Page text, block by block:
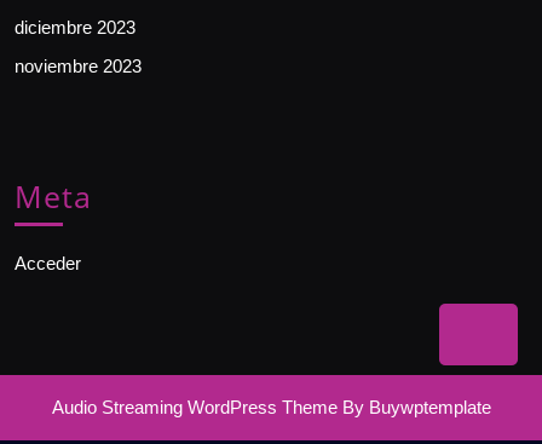
to
diciembre 2023
noviembre 2023
Meta
Acceder
Audio Streaming WordPress ThemeBy Buywptemplate